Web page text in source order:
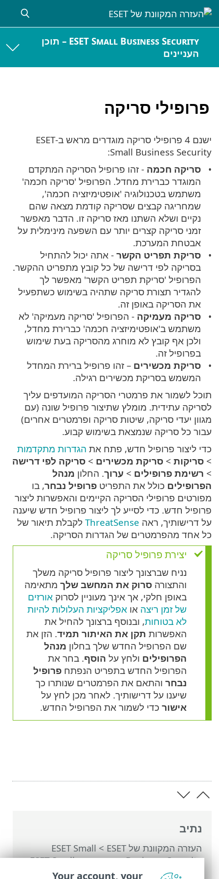
ESET Small Business Security – תוכן
העניינים
פרופילי סריקה
נתיב
העזרה המקוונת של ESET >
ESET Small
Business Security
>
עבודה עם ESET Small
Business Security
> הגדרות מתקדמות
ישנם 4 פרופילי סריקה מוגדרים מראש ב-ESET
Small Business Security:
סריקה חכמה - זהו פרופיל הסריקה המתקדם
המוגדר כברירת מחדל. הפרופיל 'סריקה חכמה'
משתמש בטכנולוגיה 'אופטימיזציה חכמה',
שמחריגה קבצים שסריקה קודמת מצאה שהם
נקיים ושלא השתנו מאז סריקה זו. הדבר מאפשר
זמני סריקה קצרים יותר עם השפעה מינימלית על
אבטחת המערכת.
סריקת תפריט הקשר - אתה יכול להתחיל
בסריקה לפי דרישה של כל קובץ מתפריט ההקשר.
הפרופיל 'סריקת תפריט הקשר' מאפשר לך
להגדיר תצורת סריקה שתהיה בשימוש כשתפעיל
את הסריקה באופן זה.
סריקה מעמיקה - הפרופיל 'סריקה מעמיקה' לא
משתמש ב'אופטימיזציה חכמה' כברירת מחדל,
ולכן אף קובץ לא מוחרג מהסריקה בעת שימוש
בפרופיל זה.
סריקת מכשירים – זהו פרופיל ברירת המחדל
המשמש בסריקת מכשירים רגילה.
תוכל לשמור את פרמטרי הסריקה המועדפים עליך
לסריקה עתידית. מומלץ שתיצור פרופיל שונה (עם
מגוון יעדי סריקה, שיטות סריקה ופרמטרים אחרים)
עבור כל סריקה שנמצאת בשימוש קבוע.
כדי ליצור פרופיל חדש, פתח את הגדרות מתקדמות
> סריקות > סריקת מכשירים > סריקה לפי דרישה
> רשימת פרופילים > ערוך. החלון מנהל
הפרופילים כולל את התפריט פרופיל נבחר, בו
מפורטים פרופילי הסריקה הקיימים והאפשרות ליצור
פרופיל חדש. כדי לסייע לך ליצור פרופיל חדש שיענה
על דרישותיך, ראה ThreatSense לקבלת תיאור של
כל אחד מהפרמטרים של הגדרות הסריקה.
יצירת פרופיל סריקה
נניח שברצונך ליצור פרופיל סריקה משלך
והתצורה סרוק את המחשב שלך מתאימה
באופן חלקי, אך אינך מעוניין לסרוק אורזים
של זמן ריצה או אפליקציות העלולות להיות
לא בטוחות, ובנוסף ברצונך להחיל את
האפשרות תקן את האיתור תמיד. הזן את
שם הפרופיל החדש שלך בחלון מנהל
הפרופילים ולחץ על הוסף. בחר את
הפרופיל החדש בתפריט הנפתח פרופיל
נבחר והתאם את הפרמטרים שנותרו כך
שיענו על דרישותיך. לאחר מכן לחץ על
אישור כדי לשמור את הפרופיל החדש.
Your account, your